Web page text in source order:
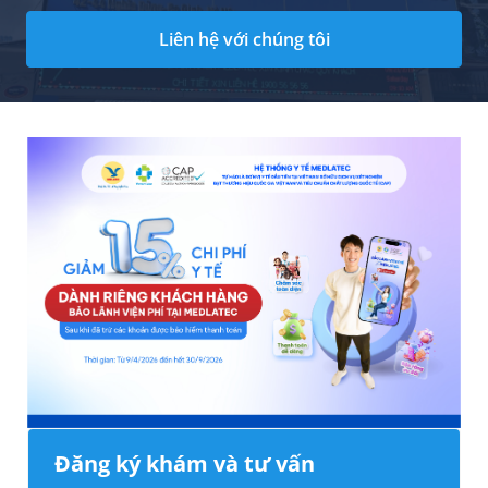
Liên hệ với chúng tôi
Đăng ký khám và tư vấn